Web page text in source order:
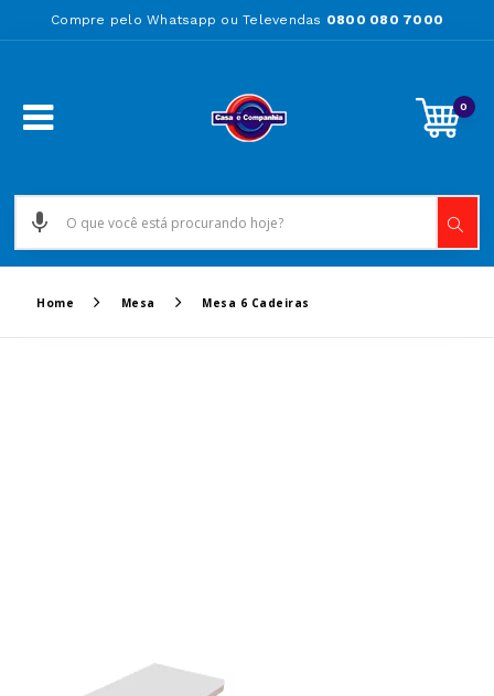
Compre pelo Whatsapp ou Televendas 0800 080 7000
0
Home Mesa Mesa 6 Cadeiras